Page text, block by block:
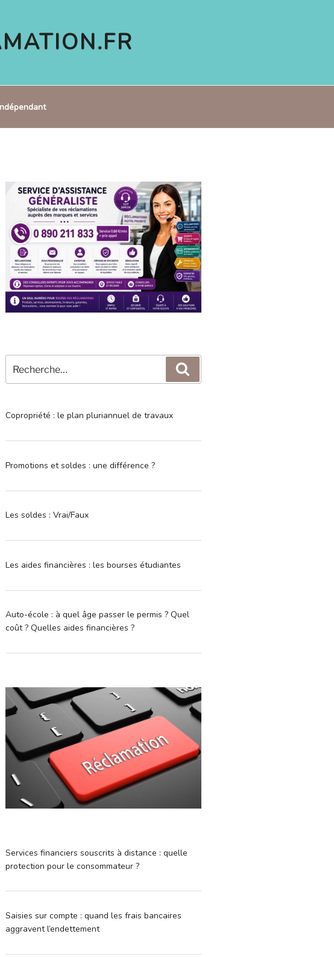
pour
:
Copropriété : le plan pluriannuel de travaux
Promotions et soldes : une différence ?
Les soldes : Vrai/Faux
Les aides financières : les bourses étudiantes
Auto-école : à quel âge passer le permis ? Quel
coût ? Quelles aides financières ?
Services financiers souscrits à distance : quelle
protection pour le consommateur ?
Saisies sur compte : quand les frais bancaires
aggravent l’endettement